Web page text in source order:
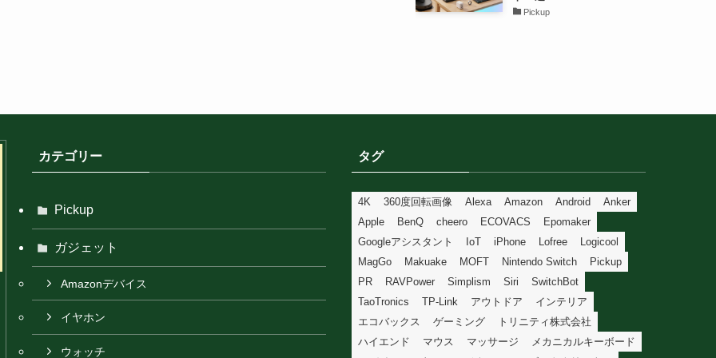
Pickup
カテゴリー
Pickup
ガジェット
Amazonデバイス
イヤホン
ウォッチ
タグ
4K 360度回転画像 Alexa Amazon Android
Anker
Apple
BenQ cheero ECOVACS
Epomaker
Googleアシスタント
IoT iPhone Lofree
Logicool
MagGo
Makuake MOFT Nintendo Switch
Pickup
PR
RAVPower Simplism Siri
SwitchBot
TaoTronics
TP-Link アウトドア
インテリア
エコバックス
ゲーミング
トリニティ株式会社
ハイエンド
マウス マッサージ
メカニカルキーボード